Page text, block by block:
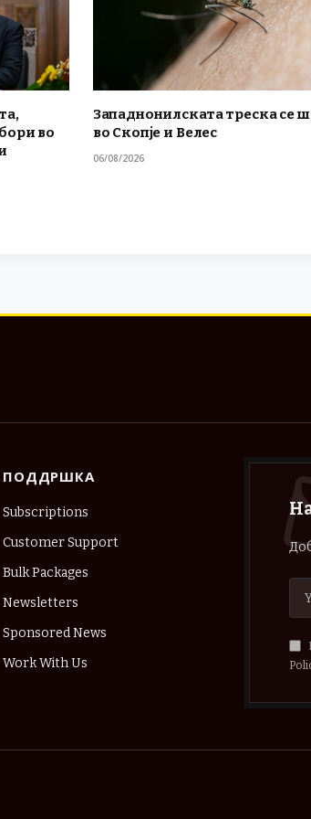
во
Западнонилската треска се
во Скопје и Велес
06/08/2026
ПОДДРШКА
Subscriptions
Customer Support
Bulk Packages
Newsletters
Sponsored News
Work With Us